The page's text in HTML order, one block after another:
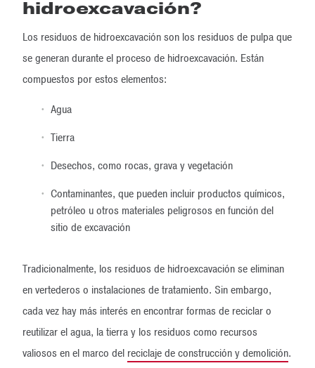
hidroexcavación?
Los residuos de hidroexcavación son los residuos de pulpa que
se generan durante el proceso de hidroexcavación. Están
compuestos por estos elementos:
Agua
Tierra
Desechos, como rocas, grava y vegetación
Contaminantes, que pueden incluir productos químicos,
petróleo u otros materiales peligrosos en función del
sitio de excavación
Tradicionalmente, los residuos de hidroexcavación se eliminan
en vertederos o instalaciones de tratamiento. Sin embargo,
cada vez hay más interés en encontrar formas de reciclar o
reutilizar el agua, la tierra y los residuos como recursos
valiosos en el marco del reciclaje de construcción y demolición.